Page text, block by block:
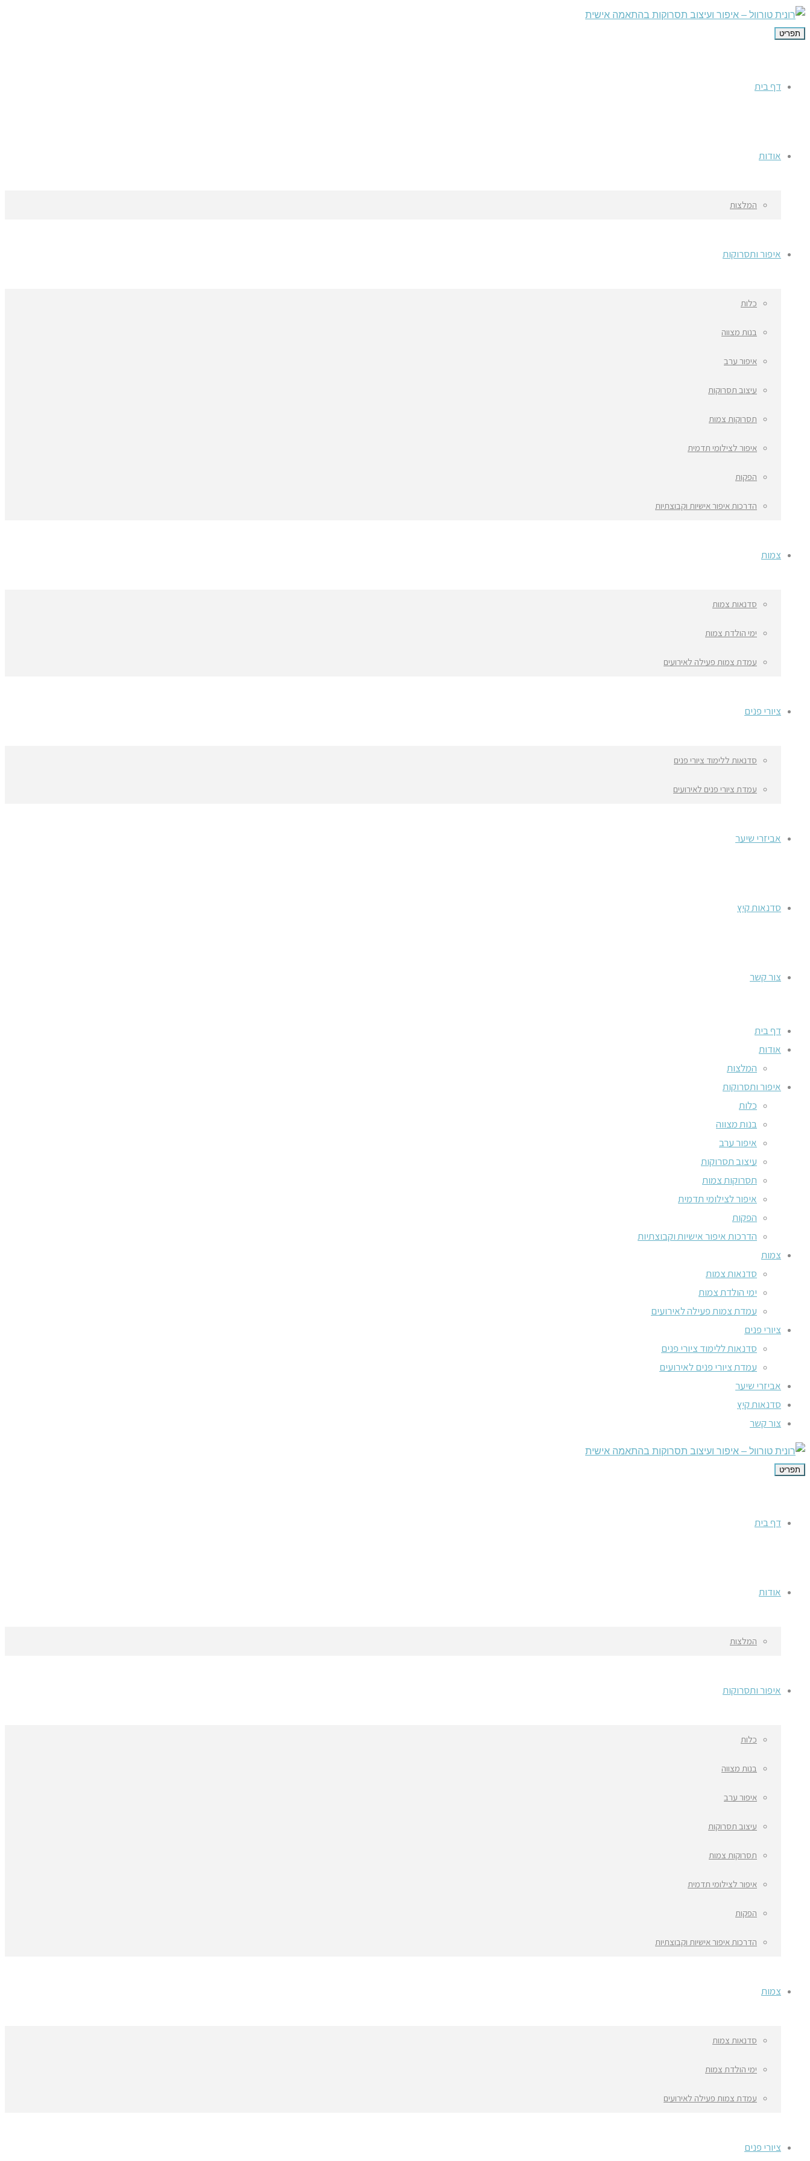
תפריט
דף בית
אודות
המלצות
איפור ותסרוקות
כלות
בנות מצווה
איפור ערב
עיצוב תסרוקות
תסרוקות צמות
איפור לצילומי תדמית
הפקות
הדרכות איפור אישיות וקבוצתיות
צמות
סדנאות צמות
ימי הולדת צמות
עמדת צמות פעילה לאירועים
ציורי פנים
סדנאות ללימוד ציורי פנים
עמדת ציורי פנים לאירועים
אביזרי שיער
סדנאות קיץ
צור קשר
דף בית
אודות
המלצות
איפור ותסרוקות
כלות
בנות מצווה
איפור ערב
עיצוב תסרוקות
תסרוקות צמות
איפור לצילומי תדמית
הפקות
הדרכות איפור אישיות וקבוצתיות
צמות
סדנאות צמות
ימי הולדת צמות
עמדת צמות פעילה לאירועים
ציורי פנים
סדנאות ללימוד ציורי פנים
עמדת ציורי פנים לאירועים
אביזרי שיער
סדנאות קיץ
צור קשר
תפריט
דף בית
אודות
המלצות
איפור ותסרוקות
כלות
בנות מצווה
איפור ערב
עיצוב תסרוקות
תסרוקות צמות
איפור לצילומי תדמית
הפקות
הדרכות איפור אישיות וקבוצתיות
צמות
סדנאות צמות
ימי הולדת צמות
עמדת צמות פעילה לאירועים
ציורי פנים